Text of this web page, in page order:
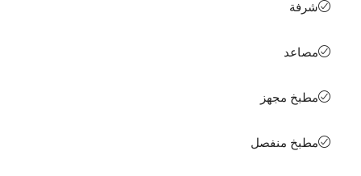
شرفة
مصاعد
مطبخ مجهز
مطبخ منفصل